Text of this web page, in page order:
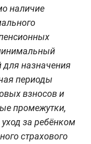
наличие
назначения
периоды
взносов и
промежутки,
за ребёнком
страхового